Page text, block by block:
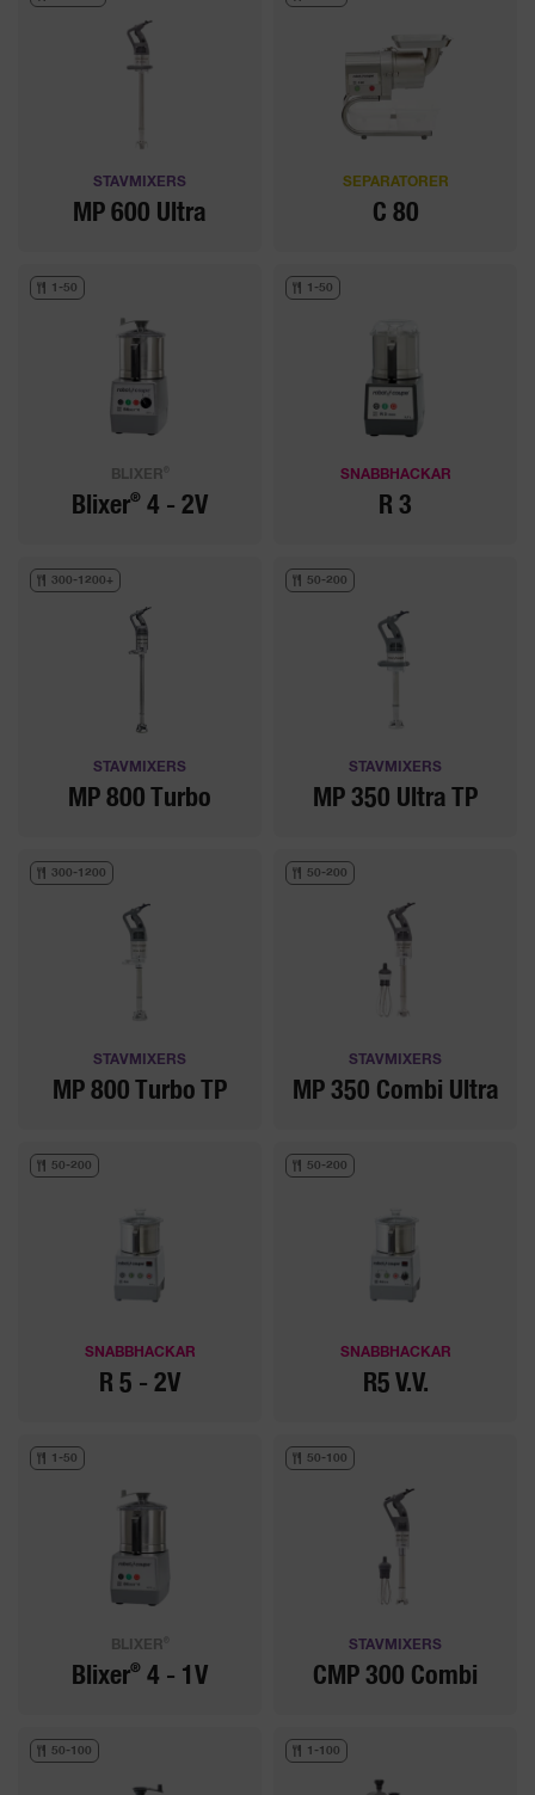
STAVMIXERS
MP 600 Ultra
SEPARATORER
C 80
1-50
BLIXER
Blixer® 4 - 2V
1-50
SNABBHACKAR
R 3
300-1200+
STAVMIXERS
MP 800 Turbo
50-200
STAVMIXERS
MP 350 Ultra TP
300-1200
STAVMIXERS
MP 800 Turbo TP
50-200
STAVMIXERS
MP 350 Combi Ultra
50-200
SNABBHACKAR
R 5 - 2V
50-200
SNABBHACKAR
R5 V.V.
1-50
BLIXER
Blixer® 4 - 1V
50-100
STAVMIXERS
CMP 300 Combi
50-100 1-100